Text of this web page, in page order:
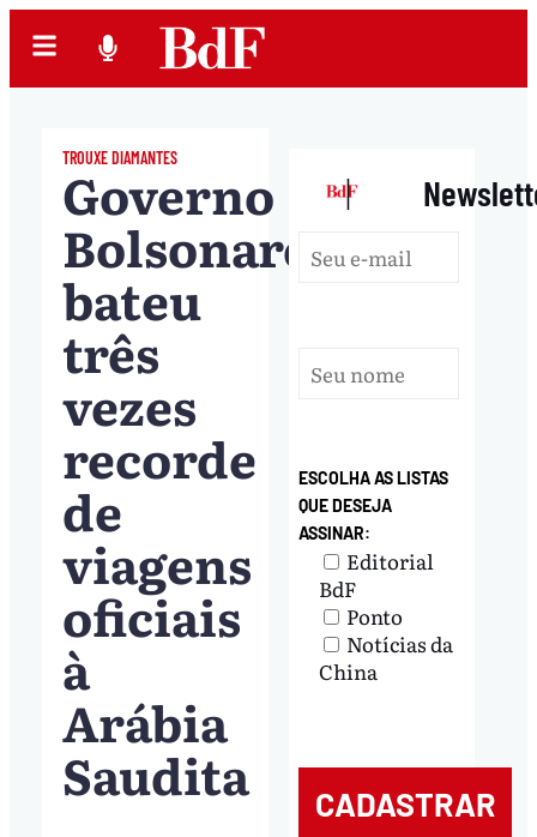
TROUXE DIAMANTES
Governo
Bolsonaro
bateu
três
vezes
recorde
de
viagens
oficiais
à
Arábia
Saudita
|
ESCOLHA AS LISTAS
QUE DESEJA
ASSINAR:
Editorial
BdF
Ponto
Notícias da
China